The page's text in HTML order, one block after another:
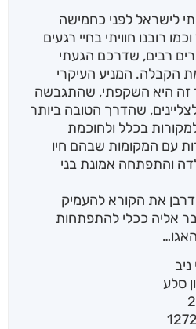
לישראל לפני כחמישה
רובנו חוויתי בחיי רגעים
רבים, שדרכם הגעתי
הקבלה. המניע העיקרי
זה היא השקפתי, שהתגבשה
שהדרך הטובה ביותר
בכלל ולחוכמת
עם המקומות שבהם חיו
והתפתחה אמונת בני
את הקורא להעמיק
אליה ככלי להתפתחות
סלע